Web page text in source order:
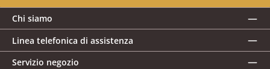
Chi siamo
Linea telefonica di assistenza
Servizio negozio